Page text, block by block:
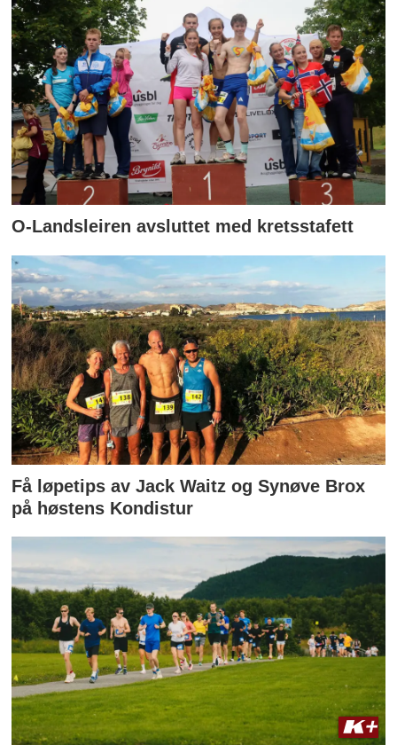
O-Landsleiren avsluttet med kretsstafett
Få løpetips av Jack Waitz og Synøve Brox
på høstens Kondistur